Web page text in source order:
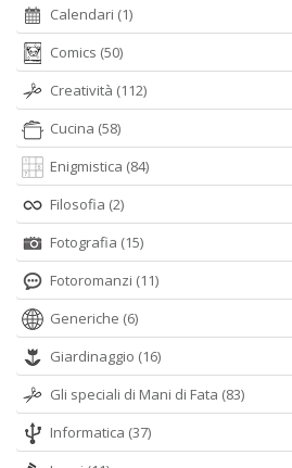
Calendari (1)
Comics (50)
Creatività (112)
Cucina (58)
Enigmistica (84)
Filosofia (2)
Fotografia (15)
Fotoromanzi (11)
Generiche (6)
Giardinaggio (16)
Gli speciali di Mani di Fata (83)
Informatica (37)